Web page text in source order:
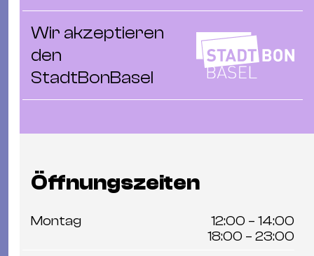
Wir akzeptieren
den
StadtBonBasel
Öffnungszeiten
Montag
12:00 – 14:00
18:00 – 23:00